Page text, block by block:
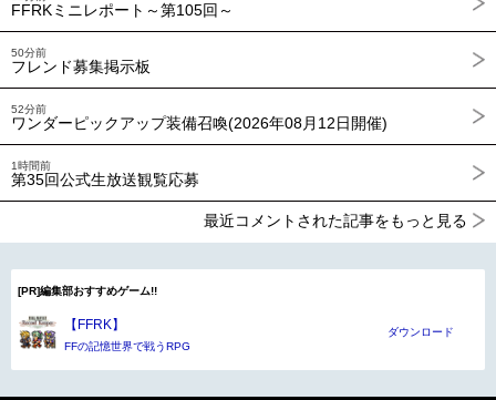
FFRKミニレポート～第105回～
50分前
フレンド募集掲示板
52分前
ワンダーピックアップ装備召喚(2026年08月12日開催)
1時間前
第35回公式生放送観覧応募
最近コメントされた記事をもっと見る
[PR]編集部おすすめゲーム!!
【FFRK】
FFの記憶世界で戦うRPG
ダウンロード